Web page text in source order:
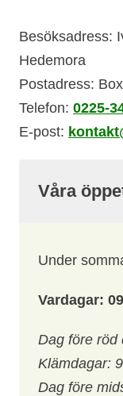
Besöksadress:
Hedemora
Postadress:
Telefon: 0225-
E-post:
Våra
Under
Vardagar:
Dag före röd
Klämdagar:
Dag före